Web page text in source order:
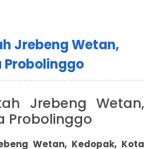
Jrebeng Wetan,
Probolinggo
Jrebeng Wetan,
Probolinggo
Wetan, Kedopak, Kota